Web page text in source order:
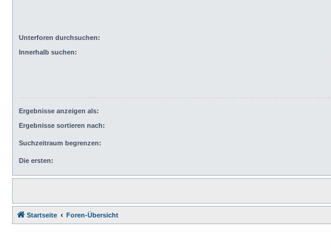
Unterforen durchsuchen:
Innerhalb suchen:
Ergebnisse anzeigen als:
Ergebnisse sortieren nach:
Suchzeitraum begrenzen:
Die ersten:
Startseite Foren-Übersicht